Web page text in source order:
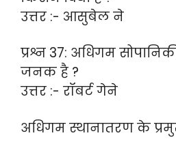
उत्तर :- आसुबेल ने
प्रश्न 37: अधिगम
जनक है ?
उत्तर :- रॉबर्ट गेने
अधिगम स्थानातरण के